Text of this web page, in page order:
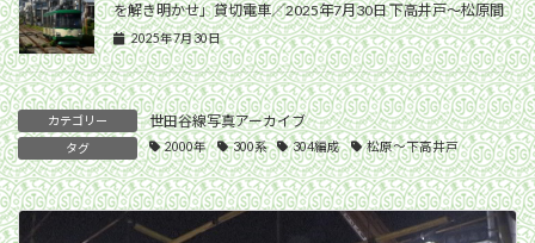
を解き明かせ」貸切電車／2025年7月30日 下高井戸〜松原間
2025年7月30日
カテゴリー 世田谷線写真アーカイブ
タグ 2000年 300系 304編成 松原〜下高井戸